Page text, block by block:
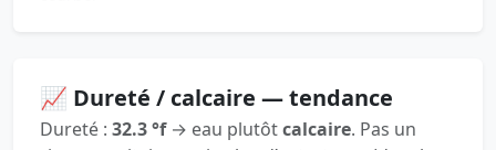
📈 Dureté / calcaire — tendance
Dureté : 32.3 °f→ eau plutôtcalcaire. Pas un